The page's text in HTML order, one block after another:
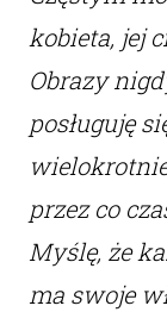
kobieta, jej
Obrazy
posługuję
przez co
Myślę, że
ma swoje